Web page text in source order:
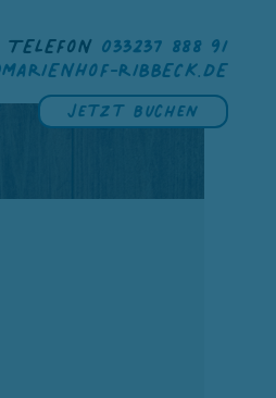
TELEFON 033237 888 91
RIBBECK.DE
Jetzt buchen